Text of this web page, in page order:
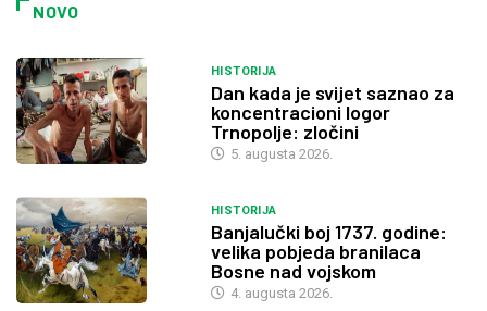
NOVO
HISTORIJA
Dan kada je svijet saznao za
koncentracioni logor
Trnopolje: zločini
5. augusta 2026.
HISTORIJA
Banjalučki boj 1737. godine:
velika pobjeda branilaca
Bosne nad vojskom
4. augusta 2026.